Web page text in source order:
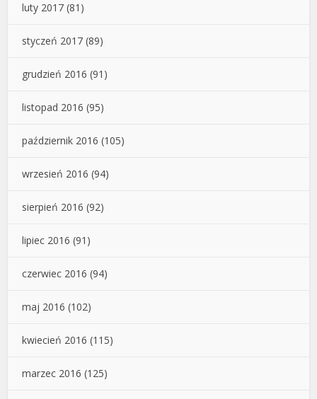
luty 2017 (81)
styczeń 2017 (89)
grudzień 2016 (91)
listopad 2016 (95)
październik 2016 (105)
wrzesień 2016 (94)
sierpień 2016 (92)
lipiec 2016 (91)
czerwiec 2016 (94)
maj 2016 (102)
kwiecień 2016 (115)
marzec 2016 (125)